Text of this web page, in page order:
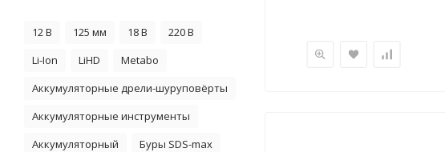
12 В 125 мм 18 В
220 В
Li-Ion
LiHD
Metabo
Аккумуляторные дрели-шуруповёрты
Аккумуляторные инструменты
Аккумуляторный
Буры SDS-max